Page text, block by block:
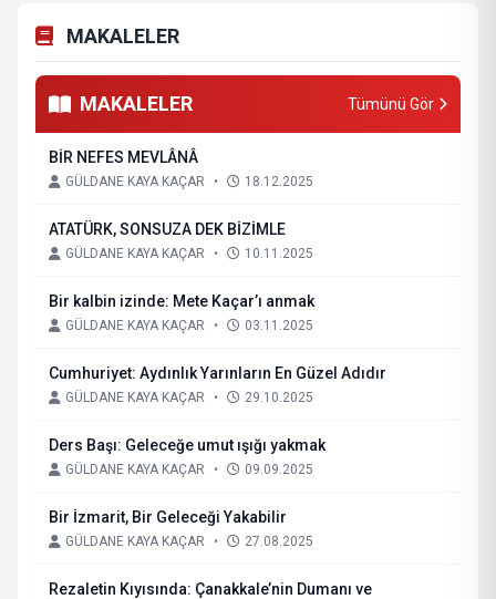
MAKALELER
MAKALELER Tümünü Gör
BİR NEFES MEVLÂNÂ
GÜLDANE KAYA KAÇAR • 18.12.2025
ATATÜRK, SONSUZA DEK BİZİMLE
GÜLDANE KAYA KAÇAR • 10.11.2025
Bir kalbin izinde: Mete Kaçar’ı anmak
GÜLDANE KAYA KAÇAR • 03.11.2025
Cumhuriyet: Aydınlık Yarınların En Güzel Adıdır
GÜLDANE KAYA KAÇAR • 29.10.2025
Ders Başı: Geleceğe umut ışığı yakmak
GÜLDANE KAYA KAÇAR • 09.09.2025
Bir İzmarit, Bir Geleceği Yakabilir
GÜLDANE KAYA KAÇAR • 27.08.2025
Rezaletin Kıyısında: Çanakkale’nin Dumanı ve